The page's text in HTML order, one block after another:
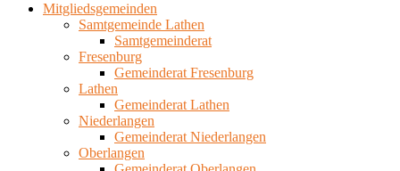
Mitgliedsgemeinden
Samtgemeinde Lathen
Samtgemeinderat
Fresenburg
Gemeinderat Fresenburg
Lathen
Gemeinderat Lathen
Niederlangen
Gemeinderat Niederlangen
Oberlangen